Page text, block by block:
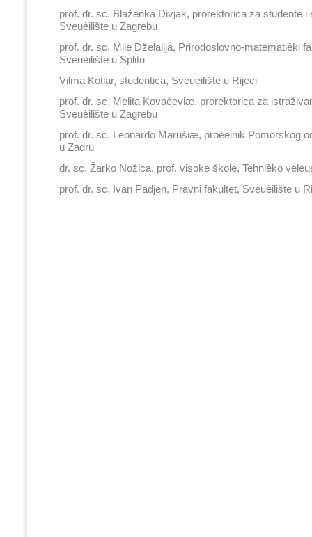
prof. dr. sc. Blaženka Divjak, prorektorica za studente i
Sveuèilište u Zagrebu
prof. dr. sc. Mile Dželalija, Prirodoslovno-matematièki
Sveuèilište u Splitu
Vilma Kotlar, studentica, Sveuèilište u Rijeci
prof. dr. sc. Melita Kovaèeviæ, prorektorica za
Sveuèilište u Zagrebu
prof. dr. sc. Leonardo Marušiæ, proèelnik Pomorskog
u Zadru
dr. sc. Žarko Nožica, prof. visoke škole, Tehnièko
prof. dr. sc. Ivan Padjen, Pravni fakultet, Sveuèilište u